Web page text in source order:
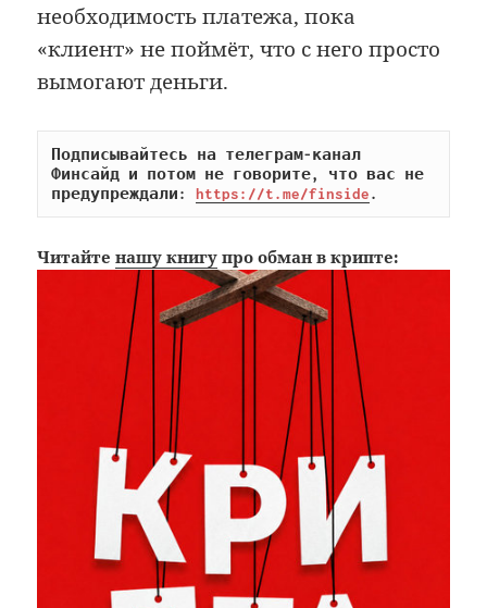
необходимость платежа, пока
«клиент» не поймёт, что с него просто
вымогают деньги.
Подписывайтесь на телеграм-канал
Финсайд и потом не говорите, что вас не
предупреждали: https://t.me/finside.
Читайтенашу книгу про обман в крипте: